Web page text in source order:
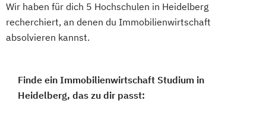
Wir haben für dich 5 Hochschulen in Heidelberg
recherchiert, an denen du Immobilienwirtschaft
absolvieren kannst.
Finde ein Immobilienwirtschaft Studium in
Heidelberg, das zu dir passt: